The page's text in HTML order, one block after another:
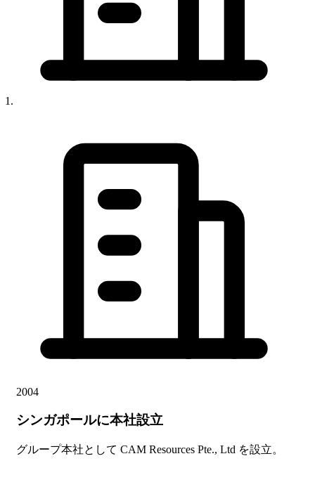
2004
シンガポールに本社設立
グループ本社として CAM Resources Pte., Ltd を設立。